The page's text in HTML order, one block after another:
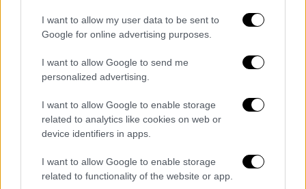
I want to allow my user data to be sent to
Google for online advertising purposes.
I want to allow Google to send me
personalized advertising.
I want to allow Google to enable storage
related to analytics like cookies on web or
device identifiers in apps.
I want to allow Google to enable storage
related to functionality of the website or app.
Συνταγές|29.08.2023 08:20